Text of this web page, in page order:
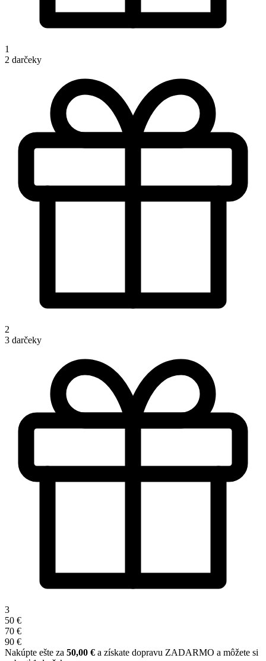
1
2 darčeky
2
3 darčeky
3
50 €
70 €
90 €
Nakúpte ešte za 50,00 € a získate dopravu ZADARMO a môžete si